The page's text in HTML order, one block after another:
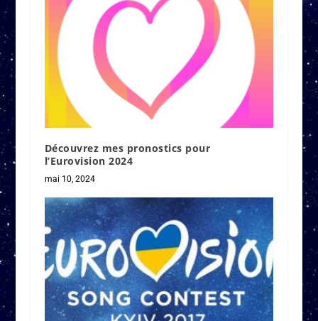
Découvrez mes pronostics pour
l’Eurovision 2024
mai 10, 2024